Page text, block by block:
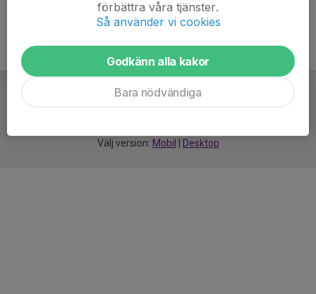
Välj version: Mobil Desktop
förbättra våra tjänster.
Så använder vi cookies
Godkänn alla kakor
Bara nödvändiga